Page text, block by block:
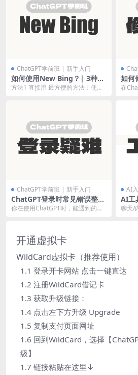
ChatGPT学前班 | 新手入门
如何使用New Bing？| 3种方
法
方法1 直接用 最方便的方法：使用
如何
称？
在
ChatGPT学前班 | 新手入门
ChatGPT登录时常见错误整理
| 附超全解决方案
你在使用ChatGPT时，能遇到的登
AI
AI工
聊天/
开通虚拟卡
WildCard虚拟卡（推荐使用）
1.1 登录开卡网站 点击一键直达
1.2 注册WildCard借记卡
1.3 获取升级链接：
1.4 点击左下方升级 Upgrade
1.5 复制支付页面网址
1.6 回到WildCard，选择【
级】
1.7 链接粘贴在这里↓